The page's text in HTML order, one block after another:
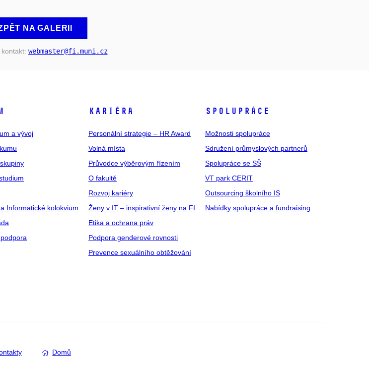
NA GALERII
webmaster@fi .muni .cz
a vývoj
Informatické kolokvium
KARIÉRA
Personální strategie – HR Award
Volná místa
Průvodce výběrovým řízením
O fakultě
Rozvoj kariéry
Ženy v IT – inspirativní ženy na FI
Etika a ochrana práv
Podpora genderové rovnosti
Prevence sexuálního obtěžování
SPOLUPRÁCE
Možnosti spolupráce
Sdružení průmyslových partnerů
Spolupráce se SŠ
VT park CERIT
Outsourcing školního IS
Nabídky spolupráce a fundraising
Domů